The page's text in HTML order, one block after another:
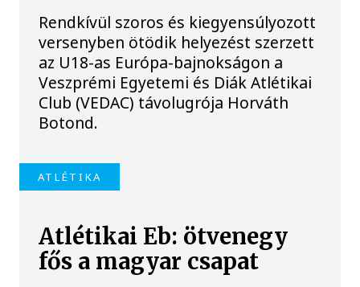
Rendkívül szoros és kiegyensúlyozott
versenyben ötödik helyezést szerzett
az U18-as Európa-bajnokságon a
Veszprémi Egyetemi és Diák Atlétikai
Club (VEDAC) távolugrója Horváth
Botond.
ATLÉTIKA
Atlétikai Eb: ötvenegy
fős a magyar csapat